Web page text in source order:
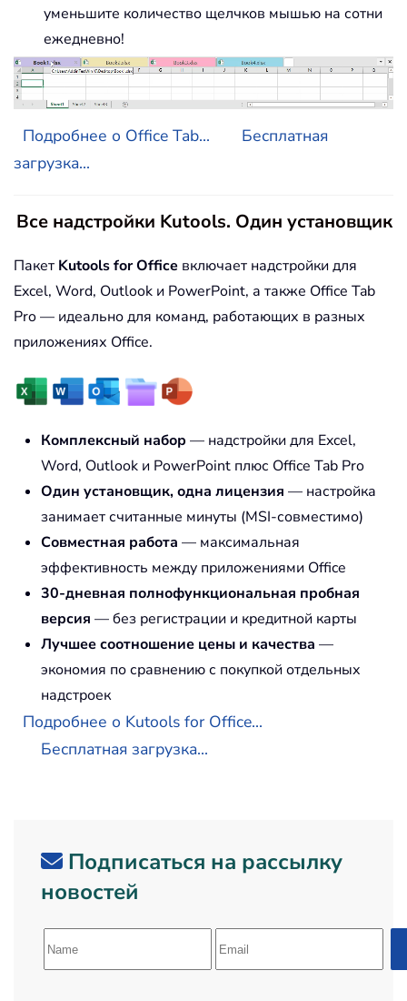
уменьшите количество щелчков мышью на сотни
ежедневно!
Подробнее о Office Tab...
Бесплатная
загрузка...
Все надстройки Kutools. Один установщик
Пакет Kutools for Office включает надстройки для
Excel, Word, Outlook и PowerPoint, а также Office Tab
Pro — идеально для команд, работающих в разных
приложениях Office.
Комплексный набор — надстройки для Excel,
Word, Outlook и PowerPoint плюс Office Tab Pro
Один установщик, одна лицензия — настройка
занимает считанные минуты (MSI-совместимо)
Совместная работа — максимальная
эффективность между приложениями Office
30-дневная полнофункциональная пробная
версия — без регистрации и кредитной карты
Лучшее соотношение цены и качества —
экономия по сравнению с покупкой отдельных
надстроек
Подробнее о Kutools for Office...
Бесплатная загрузка...
Подписаться на рассылку
новостей